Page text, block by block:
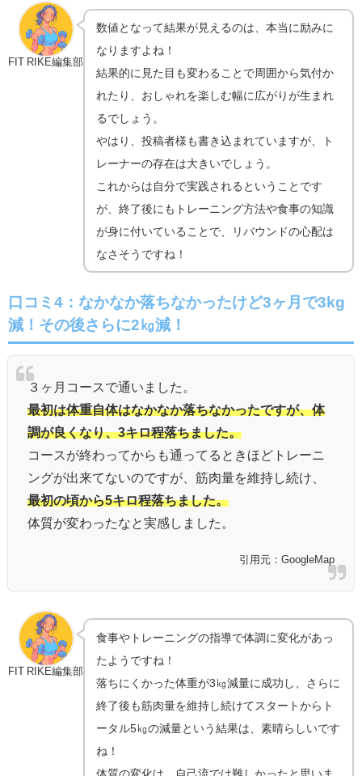
FIT RIKE編集部
数値となって結果が見えるのは、本当に励みに
なりますよね！
結果的に見た目も変わることで周囲から気付か
れたり、おしゃれを楽しむ幅に広がりが生まれ
るでしょう。
やはり、投稿者様も書き込まれていますが、ト
レーナーの存在は大きいでしょう。
これからは自分で実践されるということです
が、終了後にもトレーニング方法や食事の知識
が身に付いていることで、リバウンドの心配は
なさそうですね！
口コミ4：なかなか落ちなかったけど3ヶ月で3kg
減！その後さらに2㎏減！
３ヶ月コースで通いました。
最初は体重自体はなかなか落ちなかったですが、体
調が良くなり、3キロ程落ちました。
コースが終わってからも通ってるときほどトレーニ
ングが出来てないのですが、筋肉量を維持し続け、
最初の頃から5キロ程落ちました。
体質が変わったなと実感しました。
引用元：GoogleMap
FIT RIKE編集部
食事やトレーニングの指導で体調に変化があっ
たようですね！
落ちにくかった体重が3㎏減量に成功し、さらに
終了後も筋肉量を維持し続けてスタートからト
ータル5㎏の減量という結果は、素晴らしいです
ね！
体質の変化は、自己流では難しかったと思いま